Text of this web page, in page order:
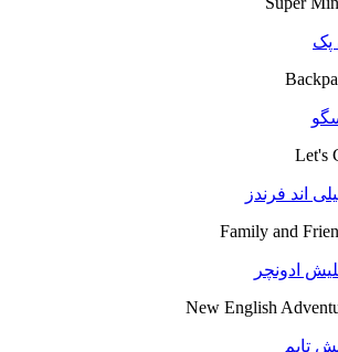
پک
Let's
اند فرندز
Family and
ادونچر
New English
تایم